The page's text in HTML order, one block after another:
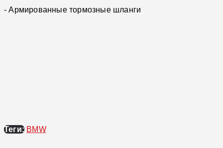
- Армированные тормозные шланги
Теги: BMW